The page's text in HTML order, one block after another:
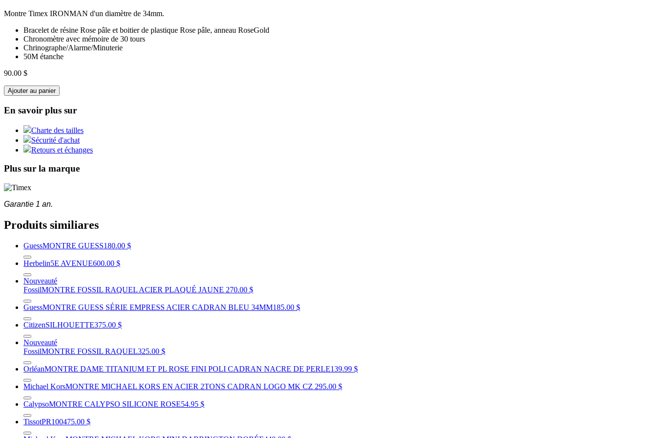
Montre Timex IRONMAN d'un diamètre de 34mm.
Bracelet de résine Rose pâle et boitier de plastique Rose pâle, anneau RoseGold
Chronomètre avec mémoire de 30 tours
Chrinographe/Alarme/Minuterie
50M étanche
90.00 $
Ajouter au panier
En savoir plus sur
Charte des tailles
Sécurité d'achat
Retours et échanges
Plus sur la marque
Garantie 1 an.
Produits similiares
GuessMONTRE GUESS180.00 $
Herbelin5E AVENUE600.00 $
Nouveauté
FossilMONTRE FOSSIL RAQUEL ACIER PLAQUÉ JAUNE 270.00 $
GuessMONTRE GUESS SÉRIE EMPRESS ACIER CADRAN BLEU 34MM185.00 $
CitizenSILHOUETTE375.00 $
Nouveauté
FossilMONTRE FOSSIL RAQUEL325.00 $
OrléanMONTRE DAME TITANIUM ET PL ROSE FINI POLI CADRAN NACRE DE PERLE139.99 $
Michael KorsMONTRE MICHAEL KORS EN ACIER 2TONS CADRAN LOGO MK CZ 295.00 $
CalypsoMONTRE CALYPSO SILICONE ROSE54.95 $
TissotPR100475.00 $